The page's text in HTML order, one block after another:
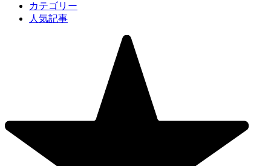
カテゴリー
人気記事